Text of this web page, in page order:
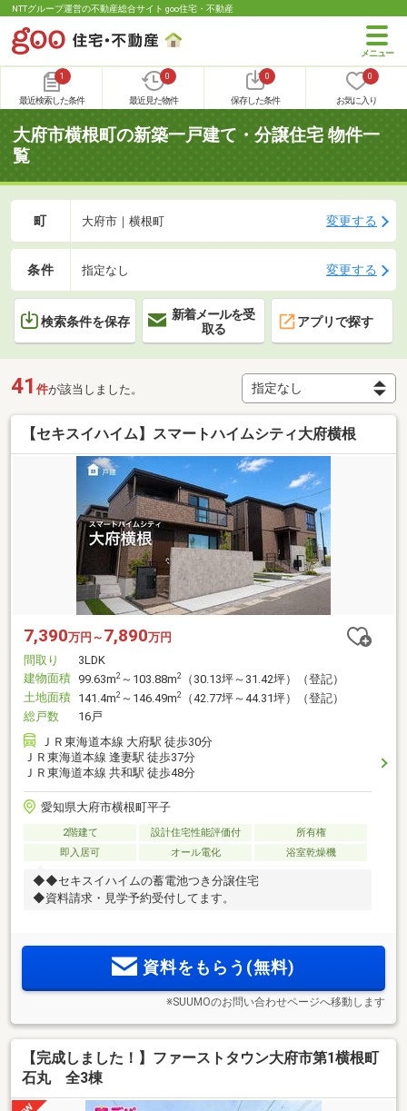
NTTグループ運営の不動産総合サイト goo住宅・不動産
1
最近検索した条件
0
最近見た物件
0
保存した条件
0
お気に入り
大府市横根町の新築一戸建て・分譲住宅 物件一
覧
町 大府市｜横根町 変更する
条件 指定なし 変更する
検索条件を保存
新着メールを受
取る
アプリで探す
41 件が該当しました。
【セキスイハイム】スマートハイムシティ大府横根
7,390万円～ 7,890万円
間取り
3LDK
建物面積 99.63m2 ～103.88m2
（30.13坪～31.42坪）（登記）
土地面積 141.4m2 ～146.49m2
（42.77坪～44.31坪）（登記）
総戸数
16戸
ＪＲ東海道本線 大府駅 徒歩30分
ＪＲ東海道本線 逢妻駅 徒歩37分
ＪＲ東海道本線 共和駅 徒歩48分
愛知県大府市横根町平子
2階建て 設計住宅性能評価付
所有権
即入居可
オール電化 浴室乾燥機
◆◆セキスイハイムの蓄電池つき分譲住宅
◆資料請求・見学予約受付してます。
資料をもらう(無料)
※SUUMOのお問い合わせページへ移動します
【完成しました！】ファーストタウン大府市第1横根町
石丸 全3棟